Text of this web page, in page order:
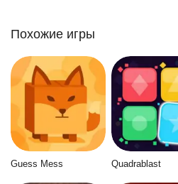
Похожие игры
Guess Mess Quadrablast